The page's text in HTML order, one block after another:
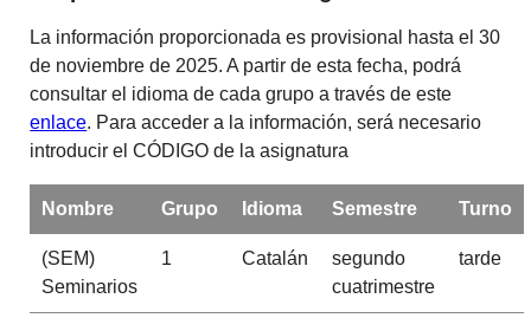
La información proporcionada es provisional hasta el 30
de noviembre de 2025. A partir de esta fecha, podrá
consultar el idioma de cada grupo a través de este
enlace. Para acceder a la información, será necesario
introducir el CÓDIGO de la asignatura
Nombre Grupo Idioma Semestre Turno
(SEM)
Seminarios
1 Catalán
segundo
cuatrimestre
tarde